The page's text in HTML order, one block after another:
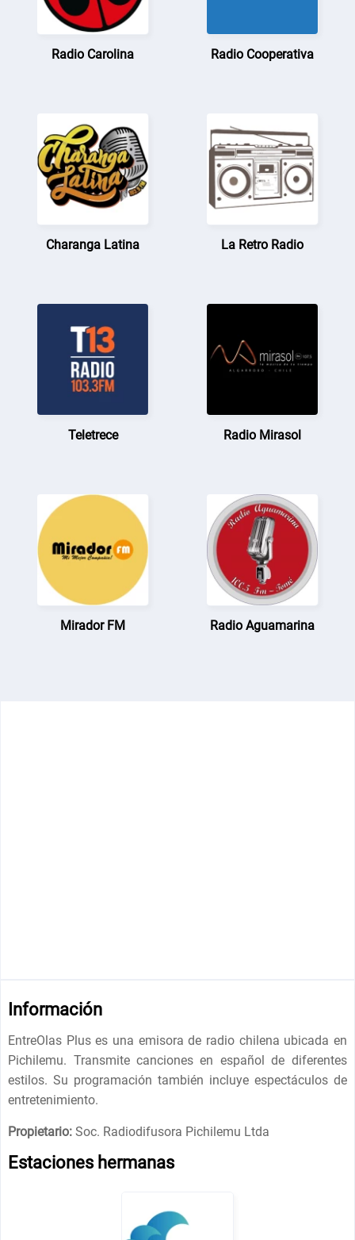
Radio Carolina Radio Cooperativa
Charanga Latina La Retro Radio
Teletrece Radio Mirasol
Mirador FM Radio Aguamarina
Información
EntreOlas Plus es una emisora ​​de radio chilena ubicada en
Pichilemu. Transmite canciones en español de diferentes
estilos. Su programación también incluye espectáculos de
entretenimiento.
Propietario: Soc. Radiodifusora Pichilemu Ltda
Estaciones hermanas